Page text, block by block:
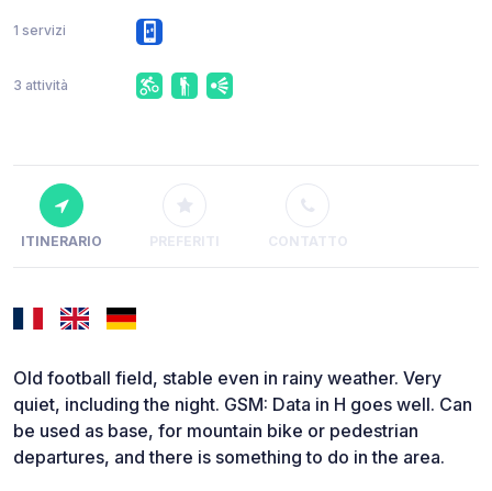
1 servizi
3 attività
ITINERARIO PREFERITI CONTATTO
Old football field, stable even in rainy weather. Very
quiet, including the night. GSM: Data in H goes well. Can
be used as base, for mountain bike or pedestrian
departures, and there is something to do in the area.